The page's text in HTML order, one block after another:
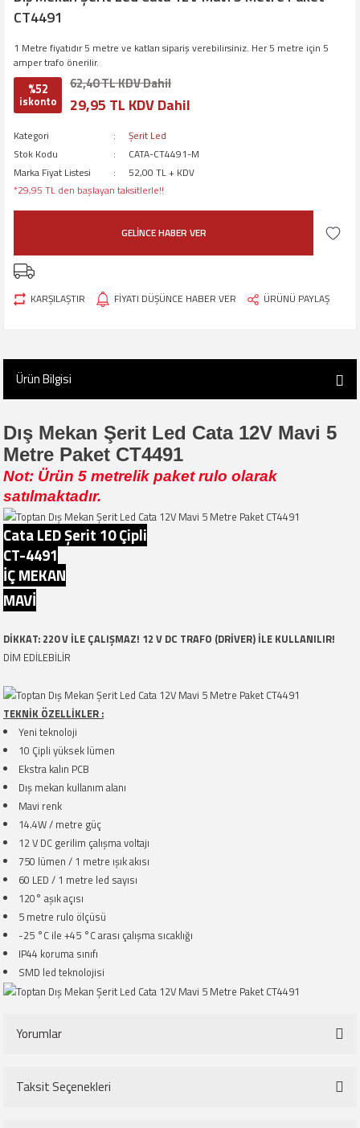
CT4491
1 Metre fiyatıdır 5 metre ve katları sipariş verebilirsiniz. Her 5 metre için 5
amper trafo önerilir.
%52
iskonto
62,40 TL KDV Dahil
29,95 TL KDV Dahil
Kategori
Şerit Led
Stok Kodu
CATA-CT4491-M
Marka Fiyat Listesi
52,00 TL + KDV
*29,95 TL den başlayan taksitlerle!!
GELİNCE HABER VER
KARŞILAŞTIR FİYATI DÜŞÜNCE HABER VER ÜRÜNÜ PAYLAŞ
Ürün Bilgisi
Dış Mekan Şerit Led Cata 12V Mavi 5
Metre Paket CT4491
Not: Ürün 5 metrelik paket rulo olarak
satılmaktadır.
Cata LED Şerit 10 Çipli
CT-4491
İÇ MEKAN
MAVİ
DİKKAT: 220 V İLE ÇALIŞMAZ! 12 V DC TRAFO (DRİVER) İLE KULLANILIR!
DİM EDİLEBİLİR
TEKNİK ÖZELLİKLER :
Yeni teknoloji
10 Çipli yüksek lümen
Ekstra kalın PCB
Dış mekan kullanım alanı
Mavi renk
14.4W / metre güç
12 V DC gerilim çalışma voltajı
750 lümen / 1 metre ışık akısı
60 LED / 1 metre led sayısı
120° aşık açısı
5 metre rulo ölçüsü
-25 °C ile +45 °C arası çalışma sıcaklığı
IP44 koruma sınıfı
SMD led teknolojisi
Yorumlar
Taksit Seçenekleri